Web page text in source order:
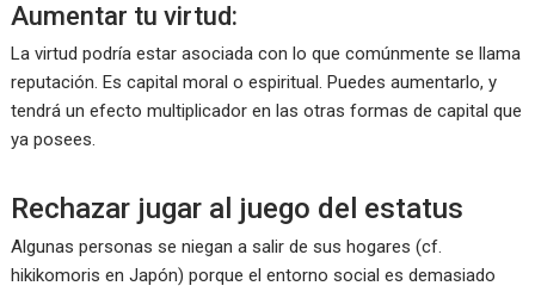
Aumentar tu virtud:
La virtud podría estar asociada con lo que comúnmente se llama
reputación. Es capital moral o espiritual. Puedes aumentarlo, y
tendrá un efecto multiplicador en las otras formas de capital que
ya posees.
Rechazar jugar al juego del estatus
Algunas personas se niegan a salir de sus hogares (cf.
hikikomoris en Japón) porque el entorno social es demasiado